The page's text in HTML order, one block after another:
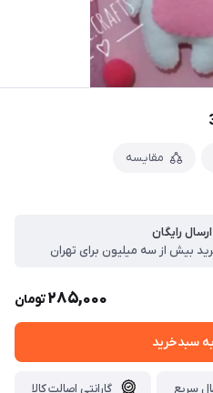
مقایسه
رایگان
بیش از سه میلیون برای تهران
285,000تومان
سبدخرید
سریع گارانتی اصالت کالا